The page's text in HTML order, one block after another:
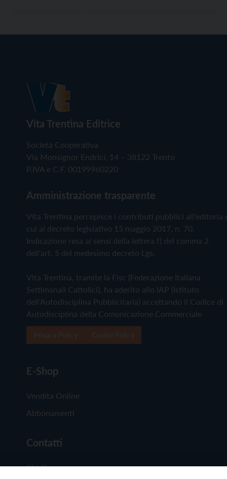
Vita Trentina Editrice
Società Cooperativa
Via Monsignor Endrici, 14 – 38122 Trento
P.IVA e C.F. 00199960220
Amministrazione trasparente
Vita Trentina percepisce i contributi pubblici all'editoria
cui al decreto legislativo 15 maggio 2017, n. 70.
Indicazione resa ai sensi della lettera f) del comma 2
dell'art. 5 del medesimo decreto Lgs.
Vita Trentina, tramite la Fisc (Federazione Italiana
Settimanali Cattolici), ha aderito allo IAP (Istituto
dell'Autodisciplina Pubblicitaria) accettando il Codice di
Autodisciplina della Comunicazione Commerciale
E-Shop
Vendita Online
Abbonamenti
Contatti
Chi Siamo